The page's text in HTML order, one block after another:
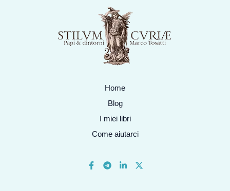
Home
Blog
I miei libri
Come aiutarci